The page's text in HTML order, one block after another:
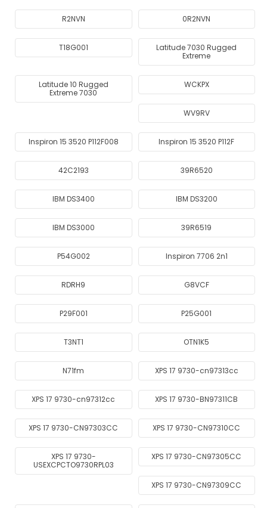
R2NVN 0R2NVN
T18G001
Latitude 7030 Rugged
Extreme
Latitude 10 Rugged
Extreme 7030
WCKPX
WV9RV
Inspiron 15 3520 P112F008 Inspiron 15 3520 P112F
42C2193 39R6520
IBM DS3400 IBM DS3200
IBM DS3000 39R6519
P54G002 Inspiron 7706 2n1
RDRH9 G8VCF
P29F001 P25G001
T3NT1 OTN1K5
N71fm XPS 17 9730-cn97313cc
XPS 17 9730-cn97312cc XPS 17 9730-BN97311CB
XPS 17 9730-CN97303CC XPS 17 9730-CN97310CC
XPS 17 9730-
USEXCPCTO9730RPL03
XPS 17 9730-CN97305CC
XPS 17 9730-CN97309CC